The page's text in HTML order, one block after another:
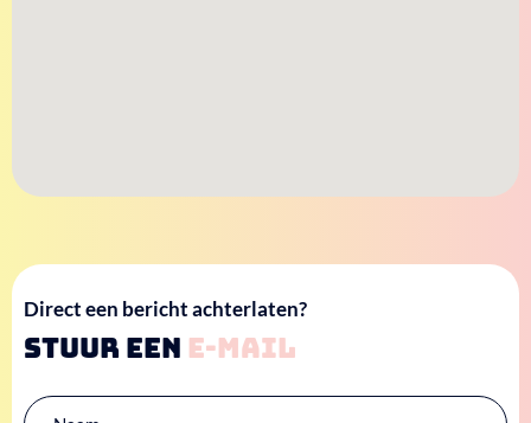
Direct een bericht achterlaten?
Stuur een e-mail
Laat dit veld leeg.